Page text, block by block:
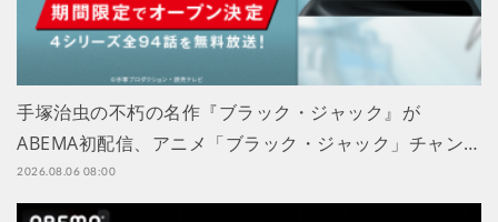
手塚治虫の不朽の名作『ブラック・ジャック』が
ABEMA初配信、アニメ「ブラック・ジャック」チャン…
2026.08.06 08:00